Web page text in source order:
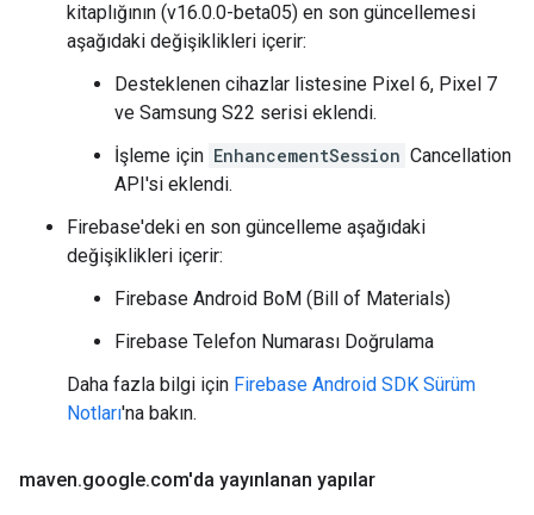
kitaplığının (v16.0.0-beta05) en son güncellemesi
aşağıdaki değişiklikleri içerir:
Desteklenen cihazlar listesine Pixel 6, Pixel 7
ve Samsung S22 serisi eklendi.
İşleme için EnhancementSession Cancellation
API'si eklendi.
Firebase'deki en son güncelleme aşağıdaki
değişiklikleri içerir:
Firebase Android BoM (Bill of Materials)
Firebase Telefon Numarası Doğrulama
Daha fazla bilgi için Firebase Android SDK Sürüm
Notları'na bakın.
maven.google.com'da yayınlanan yapılar